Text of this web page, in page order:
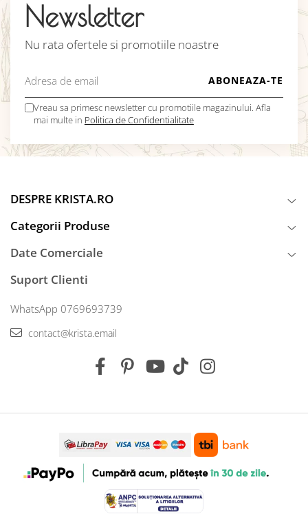
Newsletter
Nu rata ofertele si promotiile noastre
Vreau sa primesc newsletter cu promotiile magazinului. Afla
mai multe in Politica de Confidentialitate
DESPRE KRISTA.RO
Categorii Produse
Date Comerciale
Suport Clienti
WhatsApp 0769693739
contact@krista.email